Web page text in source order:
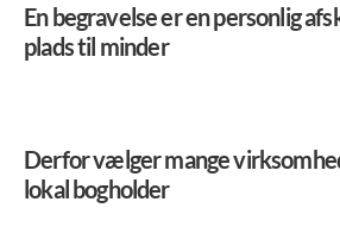
En begravelse er en personlig
plads til minder
Derfor vælger mange
lokal bogholder